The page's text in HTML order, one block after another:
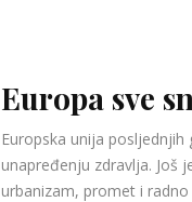
Europa sve
Europska unija
unapređenju zdravlja. Još
urbanizam, promet i